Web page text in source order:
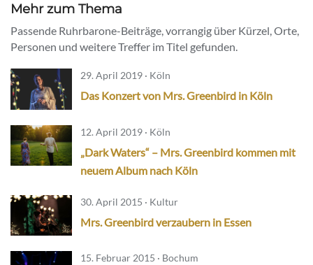
Mehr zum Thema
Passende Ruhrbarone-Beiträge, vorrangig über Kürzel, Orte,
Personen und weitere Treffer im Titel gefunden.
29. April 2019 · Köln
Das Konzert von Mrs. Greenbird in Köln
12. April 2019 · Köln
„Dark Waters“ – Mrs. Greenbird kommen mit
neuem Album nach Köln
30. April 2015 · Kultur
Mrs. Greenbird verzaubern in Essen
15. Februar 2015 · Bochum